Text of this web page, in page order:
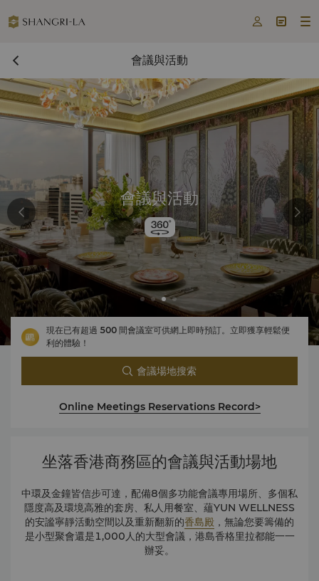
  
會議與活動
會議與活動
現在已有超過 500 間會議室可供網上即時預訂。立即獲享輕鬆便
利的體驗！
會議場地搜索
Online Meetings Reservations Record>
坐落香港商務區的會議與活動場地
中環及金鐘皆信步可達，配備8個多功能會議專用場所、多個私
隱度高及環境高雅的套房、私人用餐室、蘊YUN WELLNESS
的安謐寧靜活動空間以及重新翻新的香島殿 ，無論您要籌備的
是小型聚會還是1,000人的大型會議，港島香格里拉都能一一
辦妥。